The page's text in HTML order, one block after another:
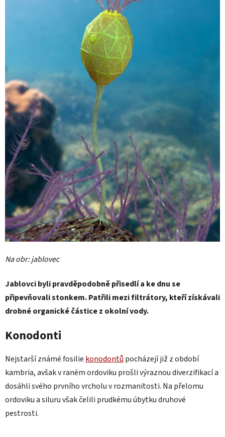
Na obr: jablovec
Jablovci byli pravděpodobně přisedlí a ke dnu se
připevňovali stonkem. Patřili mezi filtrátory, kteří získávali
drobné organické částice z okolní vody.
Konodonti
Nejstarší známé fosilie konodontů pocházejí již z období
kambria, avšak v raném ordoviku prošli výraznou diverzifikací a
dosáhli svého prvního vrcholu v rozmanitosti. Na přelomu
ordoviku a siluru však čelili prudkému úbytku druhové
pestrosti.